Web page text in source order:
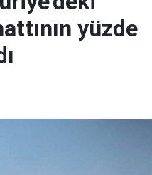
yüzde